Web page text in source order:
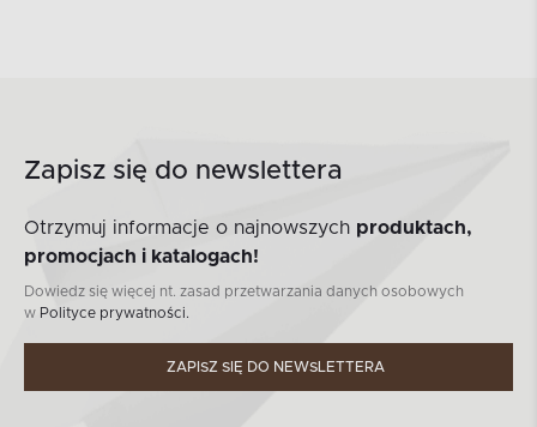
Zapisz się do newslettera
Otrzymuj informacje o najnowszych produktach,
promocjach i katalogach!
Dowiedz się więcej nt. zasad przetwarzania danych osobowych
w Polityce prywatności.
ZAPISZ SIĘ DO NEWSLETTERA